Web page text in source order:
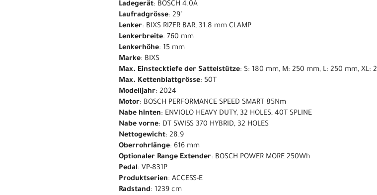
Ladegerät: BOSCH 4.0A
Laufradgrösse: 29"
Lenker: BIXS RIZER BAR, 31.8 mm CLAMP
Lenkerbreite: 760 mm
Lenkerhöhe: 15 mm
Marke: BIXS
Max. Einstecktiefe der Sattelstütze: S: 180 mm, M: 250 mm, L: 250 mm, XL:
Max. Kettenblattgrösse: 50T
Modelljahr: 2024
Motor: BOSCH PERFORMANCE SPEED SMART 85Nm
Nabe hinten: ENVIOLO HEAVY DUTY, 32 HOLES, 40T SPLINE
Nabe vorne: DT SWISS 370 HYBRID, 32 HOLES
Nettogewicht: 28.9
Oberrohrlänge: 616 mm
Optionaler Range Extender: BOSCH POWER MORE 250Wh
Pedal: VP-831P
Produktserien: ACCESS-E
Radstand: 1239 cm